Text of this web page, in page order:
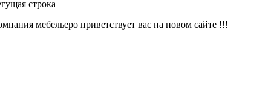
строка
мебельеро приветствует вас на новом сайте !!!